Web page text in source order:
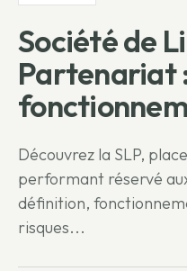
Société de
Partenariat
Découvrez la SLP,
performant réservé
définition,
risques...